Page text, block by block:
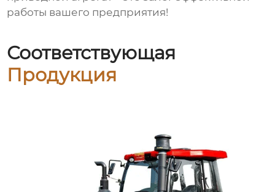
работы вашего предприятия!
Соответствующая
Продукция